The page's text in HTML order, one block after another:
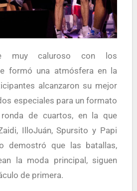
formó una atmósfera en la
alcanzaron su mejor
especiales para un formato
de cuartos, en la que
IlloJuán, Spursito y Papi
demostró que las batallas,
la moda principal, siguen
de primera.